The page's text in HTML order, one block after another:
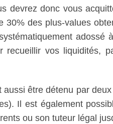
devrez donc vous
des plus-values
adossé
recueillir vos liquidités,
être détenu par
Il est également
ou son tuteur légal